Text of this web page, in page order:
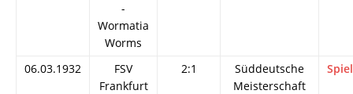
-
Wormatia
Worms
06.03.1932
FSV
Frankfurt
2:1
Süddeutsche
Meisterschaft